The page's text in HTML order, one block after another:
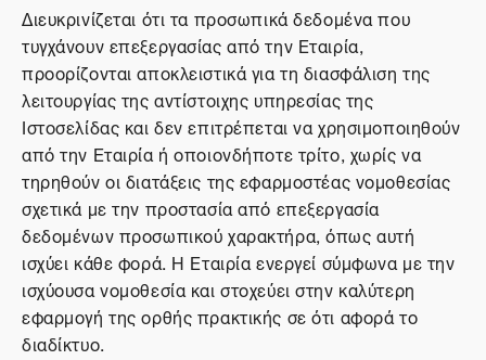
Διευκρινίζεται ότι τα προσωπικά δεδομένα που
τυγχάνουν επεξεργασίας από την Εταιρία,
προορίζονται αποκλειστικά για τη διασφάλιση της
λειτουργίας της αντίστοιχης υπηρεσίας της
Ιστοσελίδας και δεν επιτρέπεται να χρησιμοποιηθούν
από την Εταιρία ή οποιονδήποτε τρίτο, χωρίς να
τηρηθούν οι διατάξεις της εφαρμοστέας νομοθεσίας
σχετικά με την προστασία από επεξεργασία
δεδομένων προσωπικού χαρακτήρα, όπως αυτή
ισχύει κάθε φορά. Η Εταιρία ενεργεί σύμφωνα με την
ισχύουσα νομοθεσία και στοχεύει στην καλύτερη
εφαρμογή της ορθής πρακτικής σε ότι αφορά το
διαδίκτυο.